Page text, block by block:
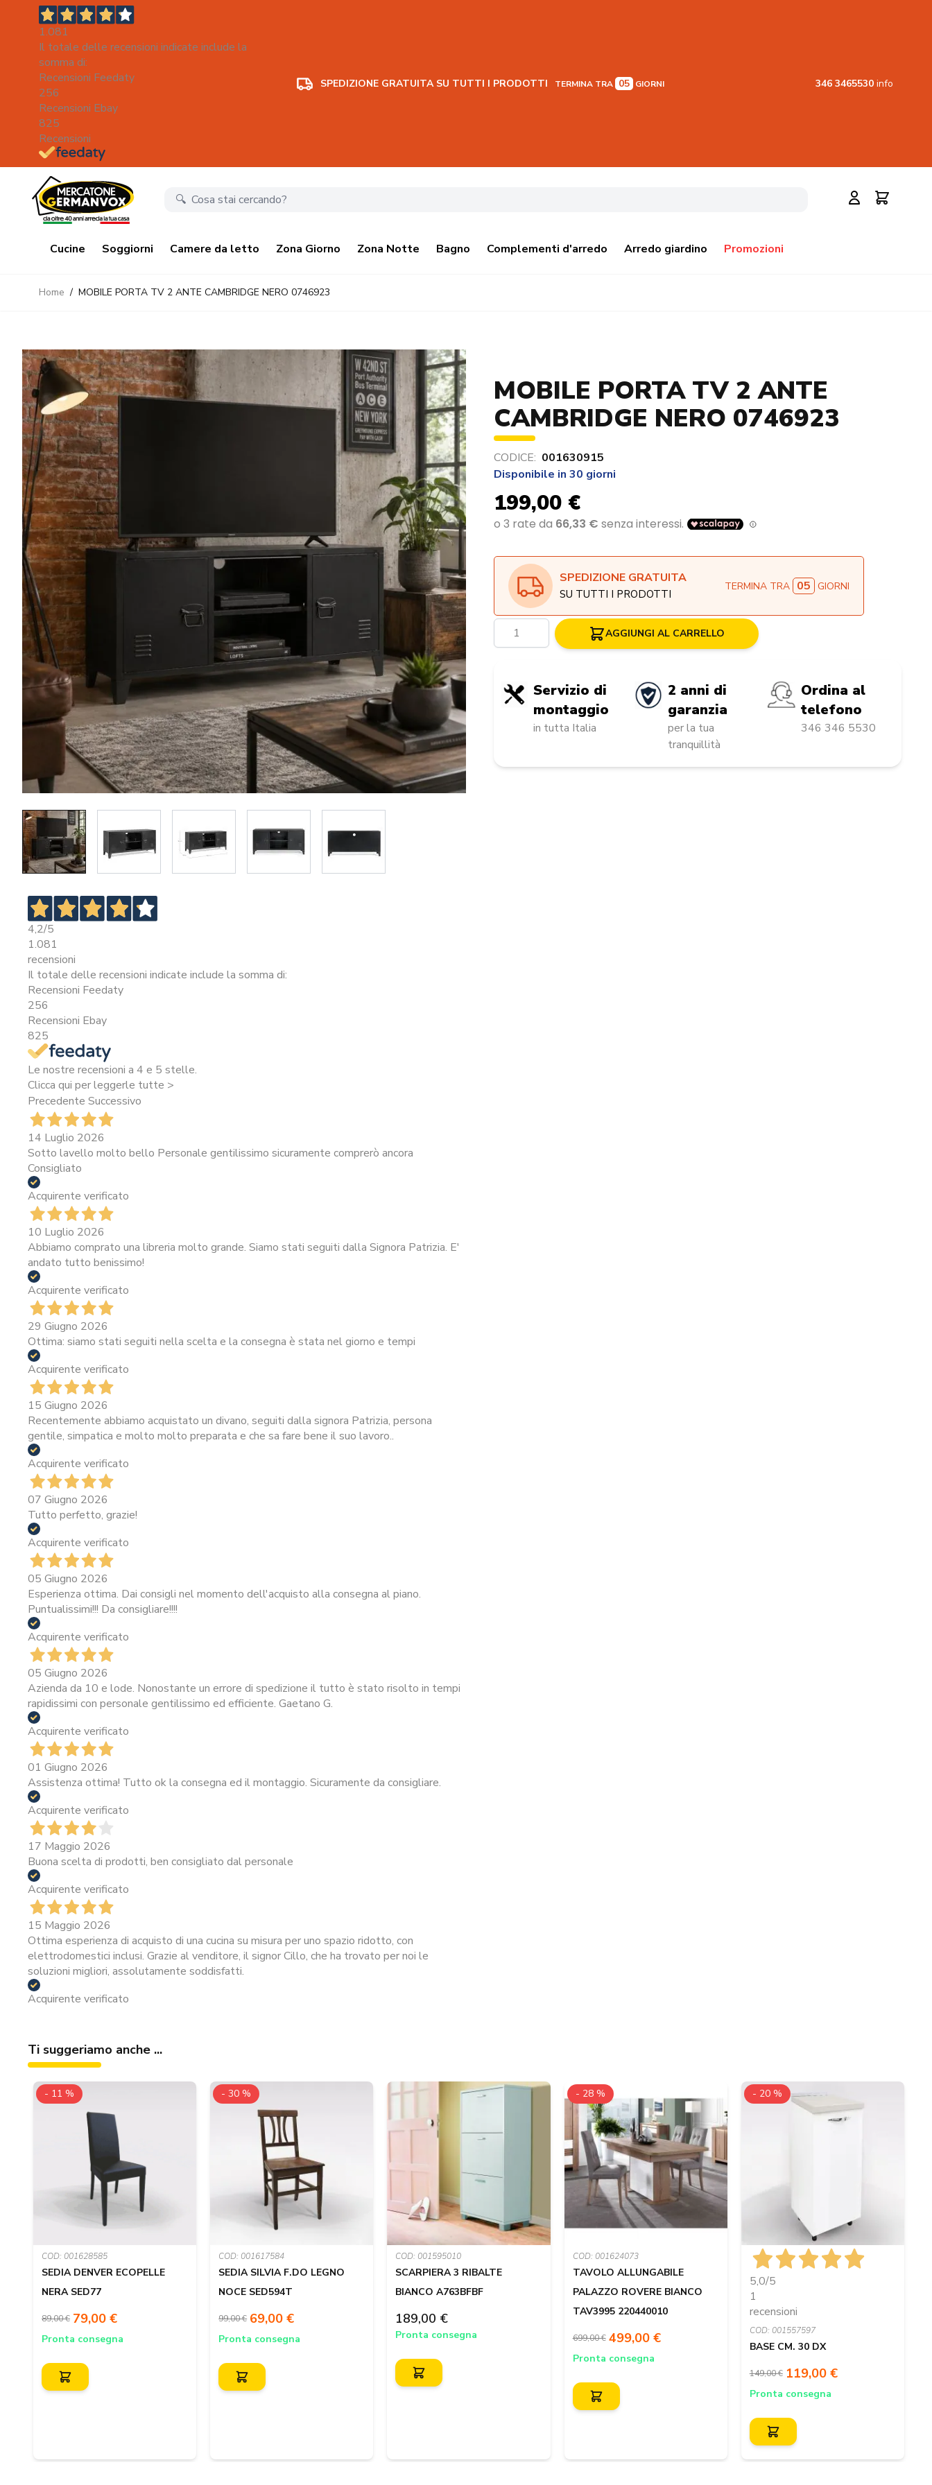
1.081
Il totale delle recensioni indicate include la
somma di:
Recensioni Feedaty
256
Recensioni Ebay
825
Recensioni
SPEDIZIONE GRATUITA SU TUTTI I PRODOTTI TERMINA TRA 05 GIORNI 346 3465530 info
Salta al contenuto
Carrello
Cucine Soggiorni Camere da letto Zona Giorno Zona Notte Bagno Complementi d'arredo Arredo giardino Promozioni
Home / MOBILE PORTA TV 2 ANTE CAMBRIDGE NERO 0746923
MOBILE PORTA TV 2 ANTE
CAMBRIDGE NERO 0746923
CODICE: 001630915
Disponibile in 30 giorni
199,00 €
SPEDIZIONE GRATUITA
SU TUTTI I PRODOTTI
TERMINA TRA 05 GIORNI
Quantità AGGIUNGI AL CARRELLO
Servizio di
montaggio
in tutta Italia
2 anni di
garanzia
per la tua
tranquillità
Ordina al
telefono
346 346 5530
4,2/5
1.081
recensioni
Il totale delle recensioni indicate include la somma di:
Recensioni Feedaty
256
Recensioni Ebay
825
Le nostre recensioni a 4 e 5 stelle.
Clicca qui per leggerle tutte >
Precedente Successivo
14 Luglio 2026
Sotto lavello molto bello Personale gentilissimo sicuramente comprerò ancora
Consigliato
Acquirente verificato
10 Luglio 2026
Abbiamo comprato una libreria molto grande. Siamo stati seguiti dalla Signora Patrizia. E'
andato tutto benissimo!
Acquirente verificato
29 Giugno 2026
Ottima: siamo stati seguiti nella scelta e la consegna è stata nel giorno e tempi
Acquirente verificato
15 Giugno 2026
Recentemente abbiamo acquistato un divano, seguiti dalla signora Patrizia, persona
gentile, simpatica e molto molto preparata e che sa fare bene il suo lavoro..
Acquirente verificato
07 Giugno 2026
Tutto perfetto, grazie!
Acquirente verificato
05 Giugno 2026
Esperienza ottima. Dai consigli nel momento dell'acquisto alla consegna al piano.
Puntualissimi!!! Da consigliare!!!!
Acquirente verificato
05 Giugno 2026
Azienda da 10 e lode. Nonostante un errore di spedizione il tutto è stato risolto in tempi
rapidissimi con personale gentilissimo ed efficiente. Gaetano G.
Acquirente verificato
01 Giugno 2026
Assistenza ottima! Tutto ok la consegna ed il montaggio. Sicuramente da consigliare.
Acquirente verificato
17 Maggio 2026
Buona scelta di prodotti, ben consigliato dal personale
Acquirente verificato
15 Maggio 2026
Ottima esperienza di acquisto di una cucina su misura per uno spazio ridotto, con
elettrodomestici inclusi. Grazie al venditore, il signor Cillo, che ha trovato per noi le
soluzioni migliori, assolutamente soddisfatti.
Acquirente verificato
Ti suggeriamo anche ...
COD: 001628585
SEDIA DENVER ECOPELLE
NERA SED77
- 11 %
89,00 € 79,00 €
Pronta consegna
COD: 001617584
SEDIA SILVIA F.DO LEGNO
NOCE SED594T
- 30 %
99,00 € 69,00 €
Pronta consegna
COD: 001595010
SCARPIERA 3 RIBALTE
BIANCO A763BFBF
189,00 €
Pronta consegna
COD: 001624073
TAVOLO ALLUNGABILE
PALAZZO ROVERE BIANCO
TAV3995 220440010
- 28 %
699,00 € 499,00 €
Pronta consegna
5,0/5
1
recensioni
COD: 001557597
BASE CM. 30 DX
- 20 %
149,00 € 119,00 €
Pronta consegna